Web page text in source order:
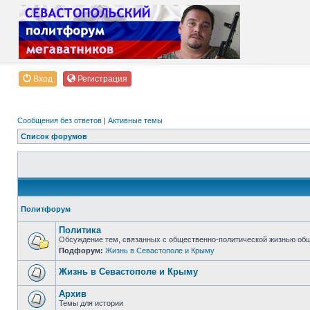
Вход Регистрация
Сообщения без ответов | Активные темы
Список форумов
Политфорум
Политика
Обсуждение тем, связанных с общественно-политической жизнью
Подфорум: Жизнь в Севастополе и Крыму
Жизнь в Севастополе и Крыму
Архив
Темы для истории